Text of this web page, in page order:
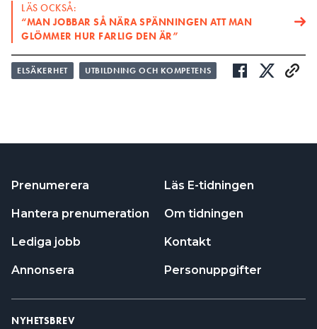
LÄS OCKSÅ:
“MAN JOBBAR SÅ NÄRA SPÄNNINGEN ATT MAN
GLÖMMER HUR FARLIG DEN ÄR”
ELSÄKERHET UTBILDNING OCH KOMPETENS
Prenumerera
Hantera prenumeration
Lediga jobb
Annonsera
Läs E-tidningen
Om tidningen
Kontakt
Personuppgifter
NYHETSBREV